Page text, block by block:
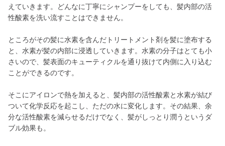
えていきます。どんなに丁寧にシャンプーをしても、髪内部の活
性酸素を洗い流すことはできません。
ところがその髪に水素を含んだトリートメント剤を髪に塗布する
と、水素が髪の内部に浸透していきます。水素の分子はとても小
さいので、髪表面のキューティクルを通り抜けて内側に入り込む
ことができるのです。
そこにアイロンで熱を加えると、髪内部の活性酸素と水素が結び
ついて化学反応を起こし、ただの水に変化します。その結果、余
分な活性酸素を減らせるだけでなく、髪がしっとり潤うというダ
ブル効果も。